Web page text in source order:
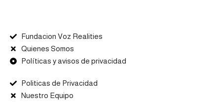
Fundacion Voz Realities
Quienes Somos
Políticas y avisos de privacidad
Politicas de Privacidad
Nuestro Equipo